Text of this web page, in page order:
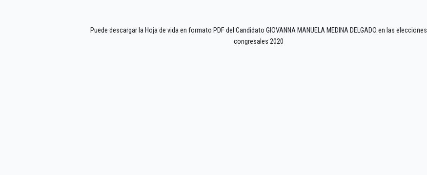
Puede descargar la Hoja de vida en formato PDF del Candidato GIOVANNA MANUELA MEDINA DELGADO en las elecciones
congresales 2020